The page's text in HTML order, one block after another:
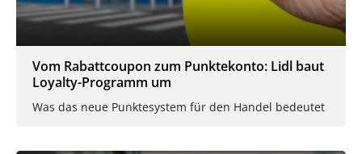
Vom Rabattcoupon zum Punktekonto: Lidl baut
Loyalty-Programm um
Was das neue Punktesystem für den Handel bedeutet